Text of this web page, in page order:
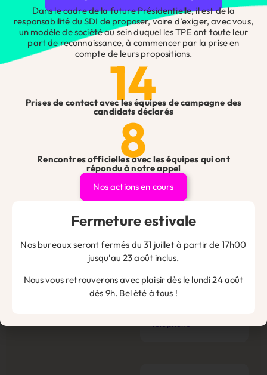
Vous avez une question ?
Que vous soyez artisan, commerçant, professionnel libéral
ou chef d’entreprise, n’hésitez pas à nous contacter pour
toute question ou demande, nos équipes se feront un plaisir
de vous répondre !
Contact
Site
Web
Êtes-vous adhérent ?
Nom
Téléphone*
Dans le cadre de la future Présidentielle, il est de la
responsabilité du SDI de proposer, voire d’exiger, avec vous,
un modèle de société au sein duquel les TPE ont toute leur
part de reconnaissance, à commencer par la prise en
compte de leurs propositions.
14
Prises de contact avec les équipes de campagne des
candidats déclarés
8
Rencontres officielles avec les équipes qui ont
répondu à notre appel
Nos actions en cours
Fermeture estivale
Nos bureaux seront fermés du 31 juillet à partir de 17h00
jusqu’au 23 août inclus.
Nous vous retrouverons avec plaisir dès le lundi 24 août
dès 9h. Bel été à tous !